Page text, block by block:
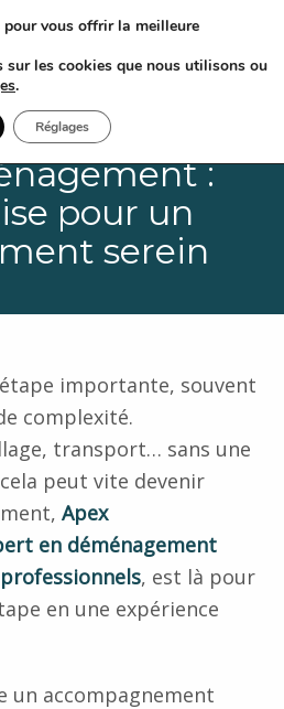
:
pour un
serein
importante, souvent
complexité.
transport… sans une
peut vite devenir
Apex
en déménagement
, est là pour
en une expérience
un accompagnement
vous offrir la meilleure
sur les cookies que nous utilisons ou
.
Réglages